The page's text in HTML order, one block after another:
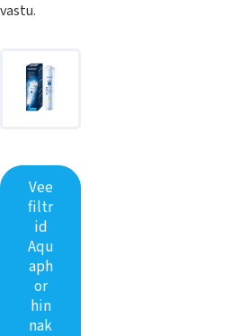
vastu.
Vee
filtr
id
Aqu
aph
or
hin
nak